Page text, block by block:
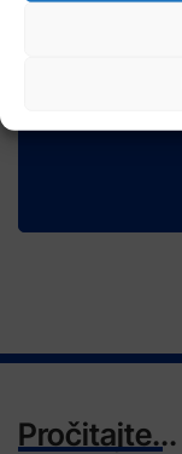
Pročitajte...